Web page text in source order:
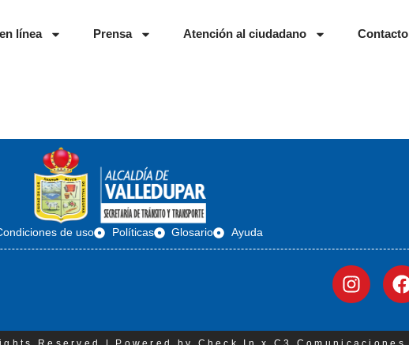
línea Prensa Atención al ciudadano Contacto
de uso Políticas Glosario Ayuda